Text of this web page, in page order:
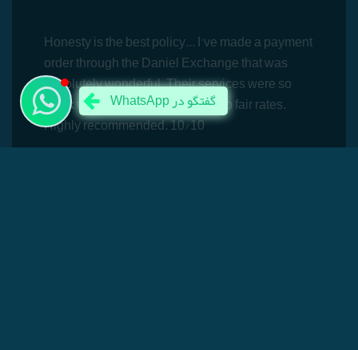
Honesty is the best policy... I've made a payment
order through the Daniel Exchange that was
absolutely wonderful. Their services were so
quick with nice approach and also fair rates.
Highly recommended. 10/10
WhatsApp گفتگو در